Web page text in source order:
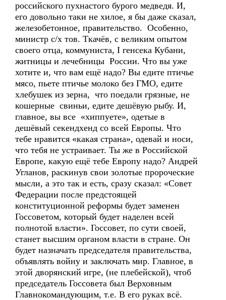
российского пухнастого бурого медведя. И,
его довольно таки не хилое, я бы даже сказал,
железобетонное, правительство. Особенно,
министр с/х тов. Ткачёв, с великим опытом
своего отца, коммуниста, I генсека Кубани,
житницы и лечебницы России. Что вы уже
хотите и, что вам ещё надо? Вы едите птичье
мясо, пьете птичье молоко без ГМО, едите
хлебушек из зерна, что поедали грязные, не
кошерные свиньи, едите дешёвую рыбу. И,
главное, вы все «хиппуете», одетые в
дешёвый секендхенд со всей Европы. Что
тебе нравится «какая страна», одевай и носи,
что тебя не устраивает. Ты же в Российской
Европе, какую ещё тебе Европу надо? Андрей
Угланов, раскинув свои золотые пророческие
мысли, а это так и есть, сразу сказал: «Совет
Федерации после предстоящей
конституционной реформы будет заменен
Госсоветом, который будет наделен всей
полнотой власти». Госсовет, по сути своей,
станет высшим органом власти в стране. Он
будет назначать председателя правительства,
объявлять войну и заключать мир. Главное, в
этой дворянский игре, (не плебейской), чтоб
председатель Госсовета был Верховным
Главнокомандующим, т.е. В его руках всё.